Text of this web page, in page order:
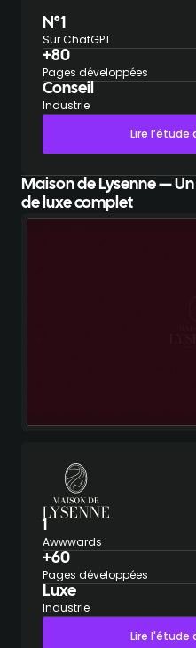
N°1
Sur ChatGPT
+80
Pages développées
Conseil
Industrie
Lire l’étude
Maison de Lysenne —
de luxe complet
1
Awwwards
+60
Pages développées
Luxe
Industrie
Lire l'étude